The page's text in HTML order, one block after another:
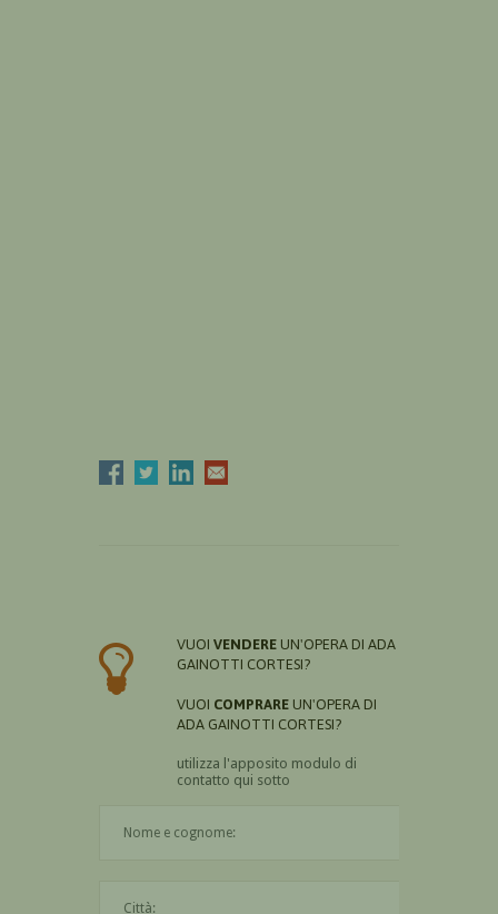
VUOI VENDERE UN'OPERA DI ADA
GAINOTTI CORTESI?
VUOI COMPRARE UN'OPERA DI
ADA GAINOTTI CORTESI?
utilizza l'apposito modulo di
contatto qui sotto